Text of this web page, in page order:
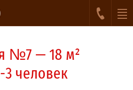
№7 — 18 м²
3 человек